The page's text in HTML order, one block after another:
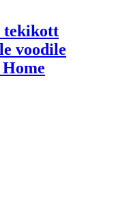
tekikott
voodile